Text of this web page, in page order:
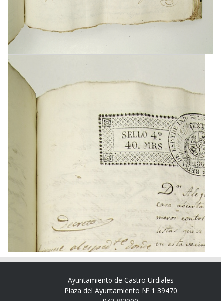
Ayuntamiento de Castro-Urdiales
Plaza del Ayuntamiento Nº 1 39470